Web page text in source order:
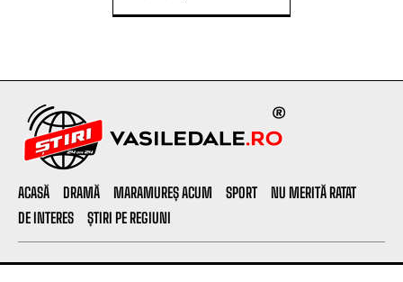
ACASĂ DRAMĂ MARAMUREȘ ACUM SPORT
NU MERITĂ RATAT
DE INTERES
ȘTIRI PE REGIUNI